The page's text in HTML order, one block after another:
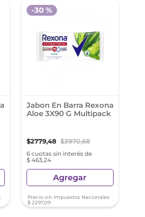
Jabon En Barra Rexona
Aloe 3X90 G Multipack
$2779,48 $3970,68
6 cuotas sin interés de
$ 463,24
-30 %
Agregar
Precio sin Impuestos Nacionales:
$ 2297,09